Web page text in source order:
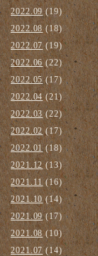
2022.09(19)
2022.08(18)
2022.07 (19)
2022.06(22)
2022.05(17)
2022.04(21)
2022.03(22)
2022.02(17)
2022.01(18)
2021.12(13)
2021.11 (16)
2021.10 (14)
2021.09(17)
2021.08(10)
2021.07(14)